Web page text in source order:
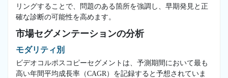
リングすることで、問題のある箇所を強調し、早期発見と正
確な診断の可能性を高めます。
市場セグメンテーションの分析
モダリティ別
ビデオコルポスコピーセグメントは、予測期間において最も
高い年間平均成長率（CAGR）を記録すると予想されていま